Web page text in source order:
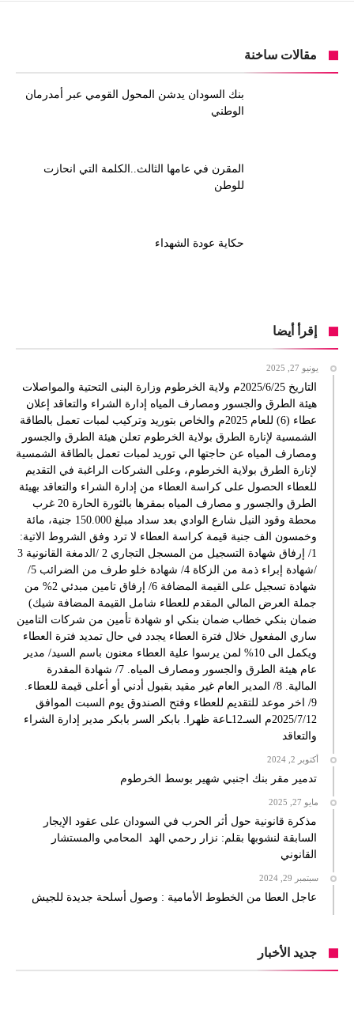
مقالات ساخنة
بنك السودان يدشن المحول القومي عبر أمدرمان
الوطني
المقرن في عامها الثالث..الكلمة التي انحازت
للوطن
حكاية عودة الشهداء
إقرأ أيضا
يونيو 27, 2025
التاريخ 2025/6/25م ولاية الخرطوم وزارة البنى التحتية والمواصلات
هيئة الطرق والجسور ومصارف المياه إدارة الشراء والتعاقد إعلان
عطاء (6) للعام 2025م والخاص بتوريد وتركيب لمبات تعمل بالطاقة
الشمسية لإنارة الطرق بولاية الخرطوم تعلن هيئة الطرق والجسور
ومصارف المياه عن حاجتها الي توريد لمبات تعمل بالطاقة الشمسية
لإنارة الطرق بولاية الخرطوم، وعلى الشركات الراغبة في التقديم
للعطاء الحصول على كراسة العطاء من إدارة الشراء والتعاقد بهيئة
الطرق والجسور و مصارف المياه بمقرها بالثورة الحارة 20 غرب
محطة وقود النيل شارع الوادي بعد سداد مبلغ 150.000 جنية، مائة
وخمسون الف جنية قيمة كراسة العطاء لا ترد وفق الشروط الاتية:
1/ إرفاق شهادة التسجيل من المسجل التجاري 2 /الدمغة القانونية 3
/شهادة إبراء ذمة من الزكاة 4/ شهادة خلو طرف من الضرائب 5/
شهادة تسجيل على القيمة المضافة 6/ إرفاق تامين مبدئي 2% من
جملة العرض المالي المقدم للعطاء شامل القيمة المضافة شيك)
ضمان بنكي خطاب ضمان بنكي او شهادة تأمين من شركات التامين
ساري المفعول خلال فترة العطاء يجدد في حال تمديد فترة العطاء
ويكمل الى 10% لمن يرسوا علية العطاء معنون باسم السيد/ مدير
عام هيئة الطرق والجسور ومصارف المياه. 7/ شهادة المقدرة
المالية. 8/ المدير العام غير مقيد بقبول أدني أو أعلى قيمة للعطاء.
9/ اخر موعد للتقديم للعطاء وفتح الصندوق يوم السبت الموافق
2025/7/12م السـ12ـاعة ظهرا. بابكر السر بابكر مدير إدارة الشراء
والتعاقد
أكتوبر 2, 2024
تدمير مقر بنك اجنبي شهير بوسط الخرطوم
مايو 27, 2025
مذكرة قانونية حول أثر الحرب في السودان على عقود الإيجار
السابقة لنشوبها بقلم: نزار رحمي الهد المحامي والمستشار
القانوني
سبتمبر 29, 2024
عاجل العطا من الخطوط الأمامية : وصول أسلحة جديدة للجيش
جديد الأخبار